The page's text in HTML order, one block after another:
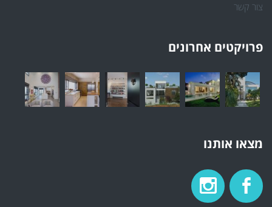
צור קשר
פרויקטים אחרונים
מצאו אותנו